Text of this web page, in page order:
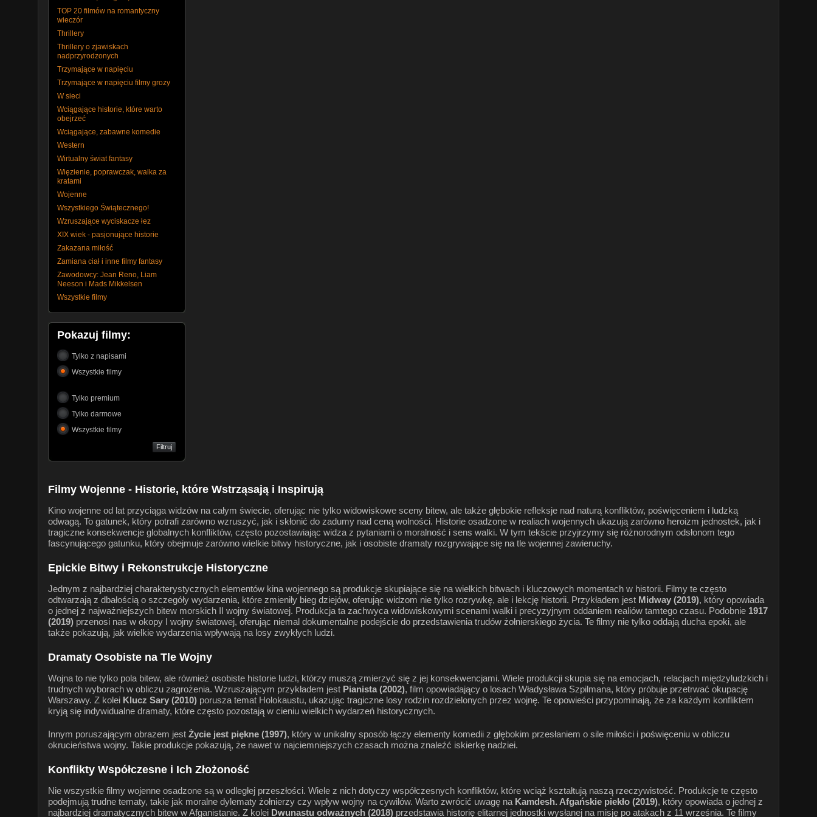
TOP 20 filmów na romantyczny
wieczór
Thrillery
Thrillery o zjawiskach
nadprzyrodzonych
Trzymające w napięciu
Trzymające w napięciu filmy grozy
W sieci
Wciągające historie, które warto
obejrzeć
Wciągające, zabawne komedie
Western
Wirtualny świat fantasy
Więzienie, poprawczak, walka za
kratami
Wojenne
Wszystkiego Świątecznego!
Wzruszające wyciskacze łez
XIX wiek - pasjonujące historie
Zakazana miłość
Zamiana ciał i inne filmy fantasy
Zawodowcy: Jean Reno, Liam
Neeson i Mads Mikkelsen
Wszystkie filmy
Pokazuj filmy:
Tylko z napisami
Wszystkie filmy
Tylko premium
Tylko darmowe
Wszystkie filmy
Filmy Wojenne - Historie, które Wstrząsają i Inspirują
Kino wojenne od lat przyciąga widzów na całym świecie, oferując nie tylko widowiskowe sceny bitew, ale także głębokie refleksje nad naturą konfliktów, poświęceniem i ludzką
odwagą. To gatunek, który potrafi zarówno wzruszyć, jak i skłonić do zadumy nad ceną wolności. Historie osadzone w realiach wojennych ukazują zarówno heroizm jednostek, jak i
tragiczne konsekwencje globalnych konfliktów, często pozostawiając widza z pytaniami o moralność i sens walki. W tym tekście przyjrzymy się różnorodnym odsłonom tego
fascynującego gatunku, który obejmuje zarówno wielkie bitwy historyczne, jak i osobiste dramaty rozgrywające się na tle wojennej zawieruchy.
Epickie Bitwy i Rekonstrukcje Historyczne
Jednym z najbardziej charakterystycznych elementów kina wojennego są produkcje skupiające się na wielkich bitwach i kluczowych momentach w historii. Filmy te często
odtwarzają z dbałością o szczegóły wydarzenia, które zmieniły bieg dziejów, oferując widzom nie tylko rozrywkę, ale i lekcję historii. Przykładem jest Midway (2019), który opowiada
o jednej z najważniejszych bitew morskich II wojny światowej. Produkcja ta zachwyca widowiskowymi scenami walki i precyzyjnym oddaniem realiów tamtego czasu. Podobnie 1917
(2019) przenosi nas w okopy I wojny światowej, oferując niemal dokumentalne podejście do przedstawienia trudów żołnierskiego życia. Te filmy nie tylko oddają ducha epoki, ale
także pokazują, jak wielkie wydarzenia wpływają na losy zwykłych ludzi.
Dramaty Osobiste na Tle Wojny
Wojna to nie tylko pola bitew, ale również osobiste historie ludzi, którzy muszą zmierzyć się z jej konsekwencjami. Wiele produkcji skupia się na emocjach, relacjach międzyludzkich i
trudnych wyborach w obliczu zagrożenia. Wzruszającym przykładem jest Pianista (2002), film opowiadający o losach Władysława Szpilmana, który próbuje przetrwać okupację
Warszawy. Z kolei Klucz Sary (2010) porusza temat Holokaustu, ukazując tragiczne losy rodzin rozdzielonych przez wojnę. Te opowieści przypominają, że za każdym konfliktem
kryją się indywidualne dramaty, które często pozostają w cieniu wielkich wydarzeń historycznych.
Innym poruszającym obrazem jest Życie jest piękne (1997), który w unikalny sposób łączy elementy komedii z głębokim przesłaniem o sile miłości i poświęceniu w obliczu
okrucieństwa wojny. Takie produkcje pokazują, że nawet w najciemniejszych czasach można znaleźć iskierkę nadziei.
Konflikty Współczesne i Ich Złożoność
Nie wszystkie filmy wojenne osadzone są w odległej przeszłości. Wiele z nich dotyczy współczesnych konfliktów, które wciąż kształtują naszą rzeczywistość. Produkcje te często
podejmują trudne tematy, takie jak moralne dylematy żołnierzy czy wpływ wojny na cywilów. Warto zwrócić uwagę na Kamdesh. Afgańskie piekło (2019), który opowiada o jednej z
najbardziej dramatycznych bitew w Afganistanie. Z kolei Dwunastu odważnych (2018) przedstawia historię elitarnej jednostki wysłanej na misję po atakach z 11 września. Te filmy